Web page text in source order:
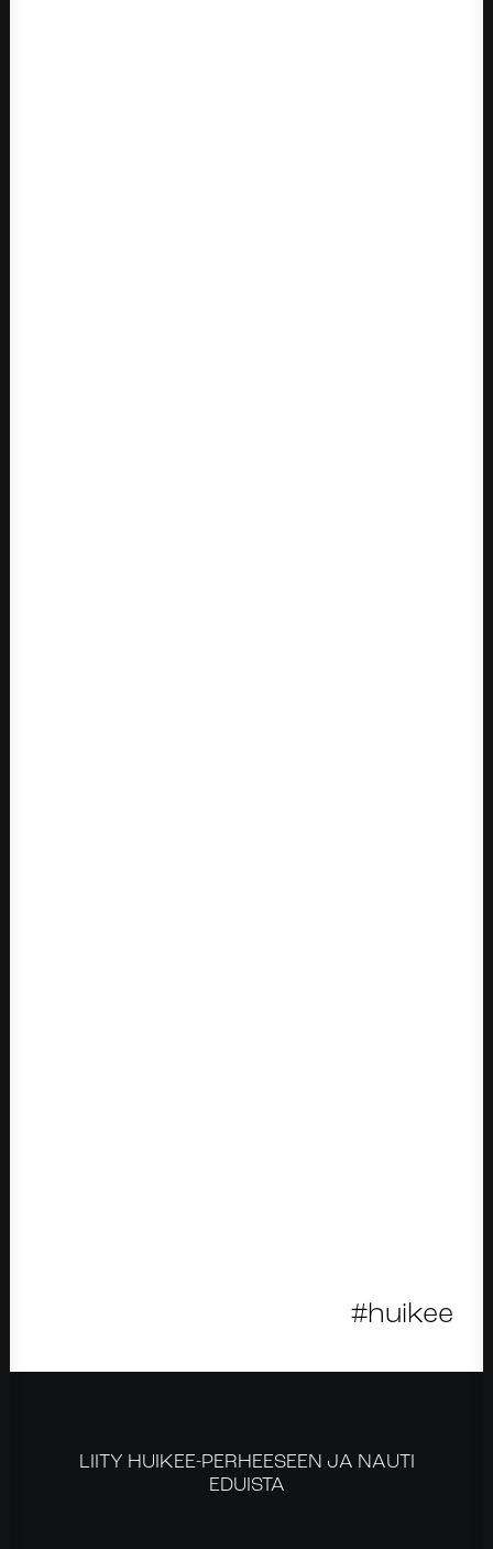
#huikee
LIITY HUIKEE-PERHEESEEN JA NAUTI
EDUISTA